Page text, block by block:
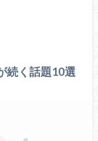
続く話題10選